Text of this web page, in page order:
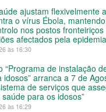
ajustam flexivelmente
o vírus Ébola,
nos postos
afectados pela epidemia
às 16:30
“Programa de instalação
idosos” arranca a 7 de
de serviços que
para os idosos”
às 16:29